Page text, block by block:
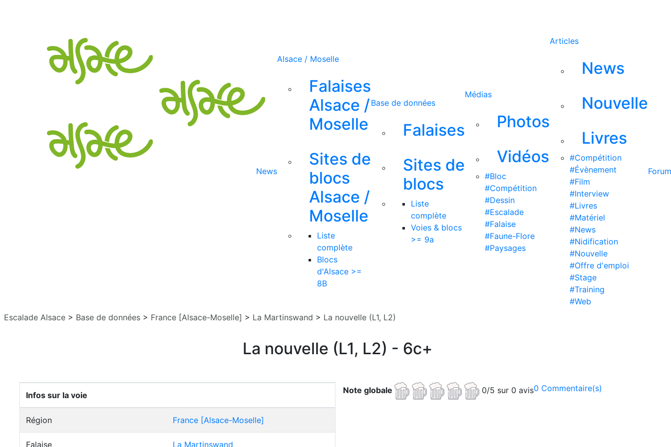
News
Alsace / Moselle
Falaises
Alsace /
Moselle
Sites de
blocs
Alsace /
Moselle
Liste
complète
Blocs
d'Alsace >=
8B
Base de données
Falaises
Sites de
blocs
Liste
complète
Voies & blocs
>= 9a
Médias
Photos
Vidéos
#Bloc
#Compétition
#Dessin
#Escalade
#Falaise
#Faune-Flore
#Paysages
Articles
News
Nouvelle
Livres
#Compétition
#Évènement
#Film
#Interview
#Livres
#Matériel
#News
#Nidification
#Nouvelle
#Offre d'emploi
#Stage
#Training
#Web
Forum
Escalade Alsace > Base de données > France [Alsace-Moselle] > La Martinswand > La nouvelle (L1, L2)
La nouvelle (L1, L2) - 6c+
Infos sur la voie
Région France [Alsace-Moselle]
Falaise La Martinswand
0 Commentaire(s)
Note globale 0/5 sur 0 avis